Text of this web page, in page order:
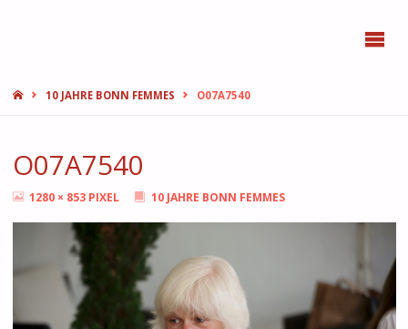
START10 JAHRE BONN FEMMES O07A7540
O07A7540
ORIGINALGRÖSSE
1280 × 853 PIXEL 10 JAHRE BONN FEMMES